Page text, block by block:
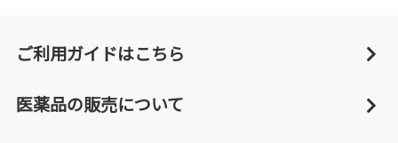
ご利用ガイドはこちら
医薬品の販売について